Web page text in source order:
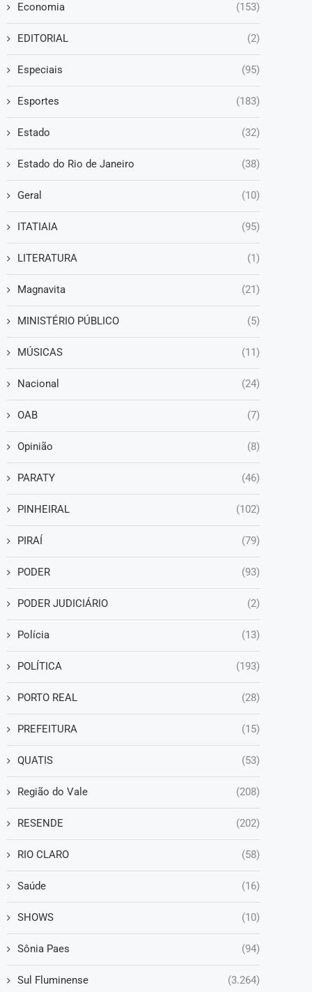
Economia (153)
EDITORIAL (2)
Especiais (95)
Esportes (183)
Estado (32)
Estado do Rio de Janeiro (38)
Geral (10)
ITATIAIA (95)
LITERATURA (1)
Magnavita (21)
MINISTÉRIO PÚBLICO (5)
MÚSICAS (11)
Nacional (24)
OAB (7)
Opinião (8)
PARATY (46)
PINHEIRAL (102)
PIRAÍ (79)
PODER (93)
PODER JUDICIÁRIO (2)
Polícia (13)
POLÍTICA (193)
PORTO REAL (28)
PREFEITURA (15)
QUATIS (53)
Região do Vale (208)
RESENDE (202)
RIO CLARO (58)
Saúde (16)
SHOWS (10)
Sônia Paes (94)
Sul Fluminense (3.264)